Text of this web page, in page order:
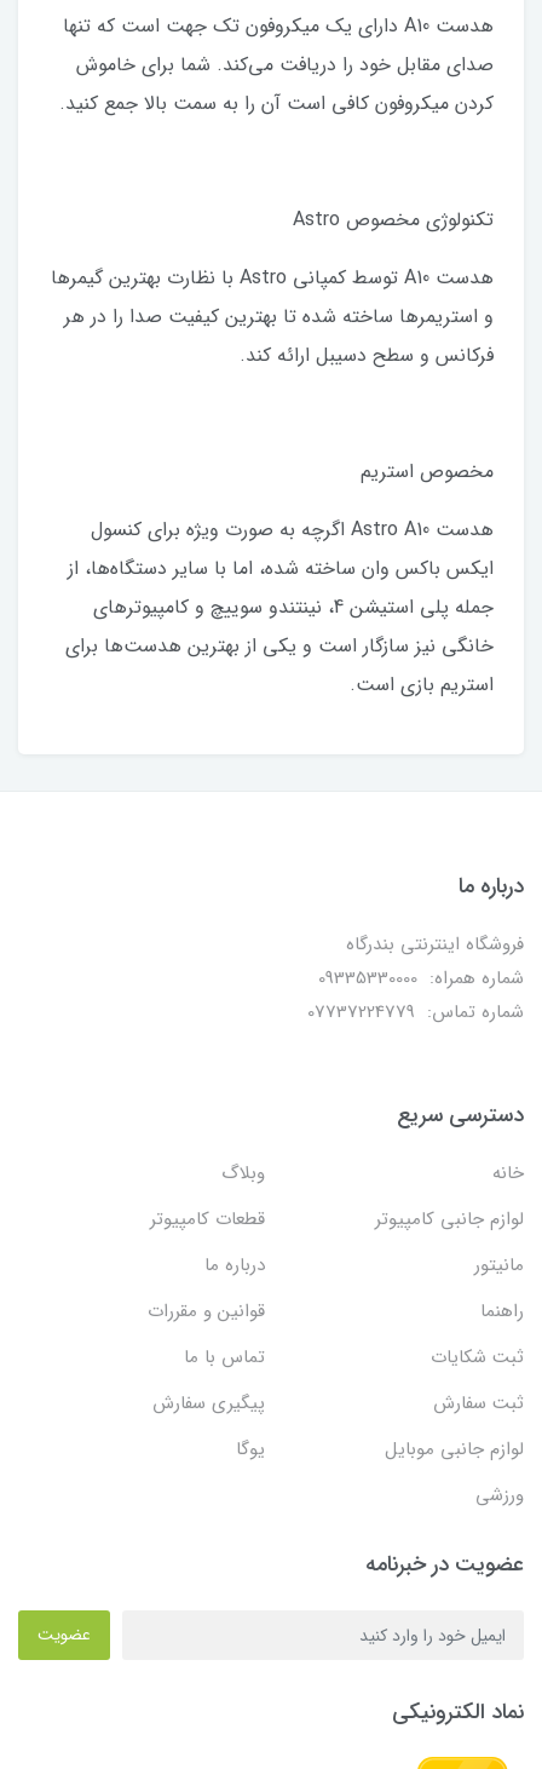
هدست A10 دارای یک میکروفون تک جهت است که تنها
صدای مقابل خود را دریافت می‌کند. شما برای خاموش
کردن میکروفون کافی است آن را به سمت بالا جمع کنید.
تکنولوژی مخصوص Astro
هدست A10 توسط کمپانی Astro با نظارت بهترین گیمرها
و استریمرها ساخته شده تا بهترین کیفیت صدا را در هر
فرکانس و سطح دسیبل ارائه کند.
مخصوص استریم
هدست Astro A10 اگرچه به صورت ویژه برای کنسول
ایکس باکس وان ساخته شده، اما با سایر دستگاه‌ها، از
جمله پلی استیشن 4، نینتندو سوییچ و کامپیوترهای
خانگی نیز سازگار است و یکی از بهترین هدست‌ها برای
استریم بازی است.
درباره ما
فروشگاه اینترنتی بندرگاه
شماره همراه: 09335330000
شماره تماس: 07737224779
دسترسی سریع
خانه
وبلاگ
لوازم جانبی کامپیوتر
قطعات کامپیوتر
مانیتور
درباره ما
راهنما
قوانین و مقررات
ثبت شکایات
تماس با ما
ثبت سفارش
پیگیری سفارش
لوازم جانبی موبایل
یوگا
ورزشی
عضویت در خبرنامه
عضویت
نماد الکترونیکی